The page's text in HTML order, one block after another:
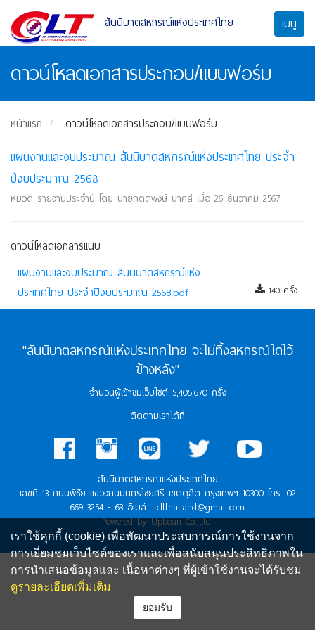
สันนิบาตสหกรณ์แห่งประเทศไทย เมนู
ดาวน์โหลดเอกสารประกอบ/แบบฟอร์ม
หน้าแรก ดาวน์โหลดเอกสารประกอบ/แบบฟอร์ม
แผนงานและงบประมาณ สันนิบาตสหกรณ์แห่งประเทศไทย ประจำ
ปีงบประมาณ 2568
หมวด รายงานประจำปี โดย นายกิตติพงษ์ นาคสี เมื่อ 26 ธันวาคม 2567
ดาวน์โหลดเอกสารแนบ
แผนงานและงบประมาณ สันนิบาตสหกรณ์แห่ง
ประเทศไทย ประจำปีงบประมาณ 2568.pdf
140 ครั้ง
"สันนิบาตสหกรณ์แห่งประเทศไทย จะไม่ทิ้งสหกรณ์ใดไว้
ข้างหลัง"
จำนวนผู้เข้าชมเว็บไซต์ 5,405,670 ครั้ง
ติดตามเราได้ที่
สันนิบาตสหกรณ์แห่งประเทศไทย
เลขที่ 13 ถนนพิชัย แขวงถนนนครไชยศรี เขตดุสิต กรุงเทพฯ 10300 โทร. 02
669 3254 - 63 อีเมล์ : cltthailand@gmail.com
Powered by Upbean Co.,Ltd.
เราใช้คุกกี้ (cookie) เพื่อพัฒนาประสบการณ์การใช้งานจาก
การเยี่ยมชมเว็บไซต์ของเราและเพื่อสนับสนุนประสิทธิภาพใน
การนำเสนอข้อมูลและ เนื้อหาต่างๆ ที่ผู้เข้าใช้งานจะได้รับชม
ดูรายละเอียดเพิ่มเติม
ยอมรับ